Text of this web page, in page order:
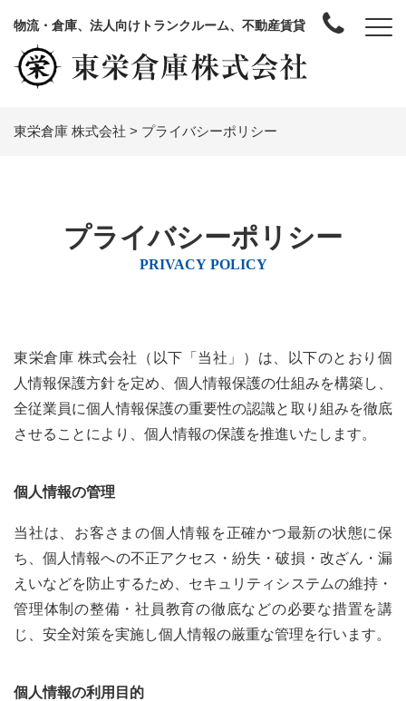
物流・倉庫、法人向けトランクルーム、不動産賃貸
東栄倉庫 株式会社 > プライバシーポリシー
プライバシーポリシー
PRIVACY POLICY
東栄倉庫 株式会社（以下「当社」）は、以下のとおり個
人情報保護方針を定め、個人情報保護の仕組みを構築し、
全従業員に個人情報保護の重要性の認識と取り組みを徹底
させることにより、個人情報の保護を推進いたします。
個人情報の管理
当社は、お客さまの個人情報を正確かつ最新の状態に保
ち、個人情報への不正アクセス・紛失・破損・改ざん・漏
えいなどを防止するため、セキュリティシステムの維持・
管理体制の整備・社員教育の徹底などの必要な措置を講
じ、安全対策を実施し個人情報の厳重な管理を行います。
個人情報の利用目的